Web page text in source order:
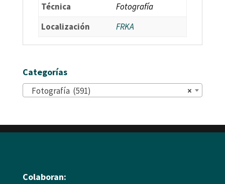
Técnica
Fotografía
Localización
FRKA
Categorías
×
Fotografía (591)
Colaboran: